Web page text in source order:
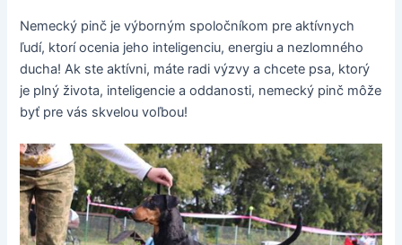
Nemecký pinč je výborným spoločníkom pre aktívnych
ľudí, ktorí ocenia jeho inteligenciu, energiu a nezlomného
ducha! Ak ste aktívni, máte radi výzvy a chcete psa, ktorý
je plný života, inteligencie a oddanosti, nemecký pinč môže
byť pre vás skvelou voľbou!